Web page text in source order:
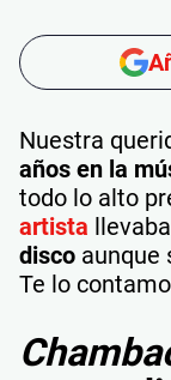
Nuestra
años en la
todo lo alto
artista
disco aunque
Te lo